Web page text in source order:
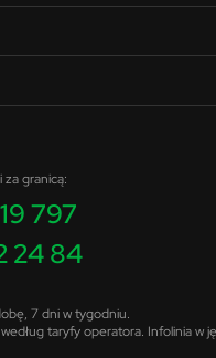
za granicą:
797
24 84
7 dni w tygodniu.
taryfy operatora. Infolinia w